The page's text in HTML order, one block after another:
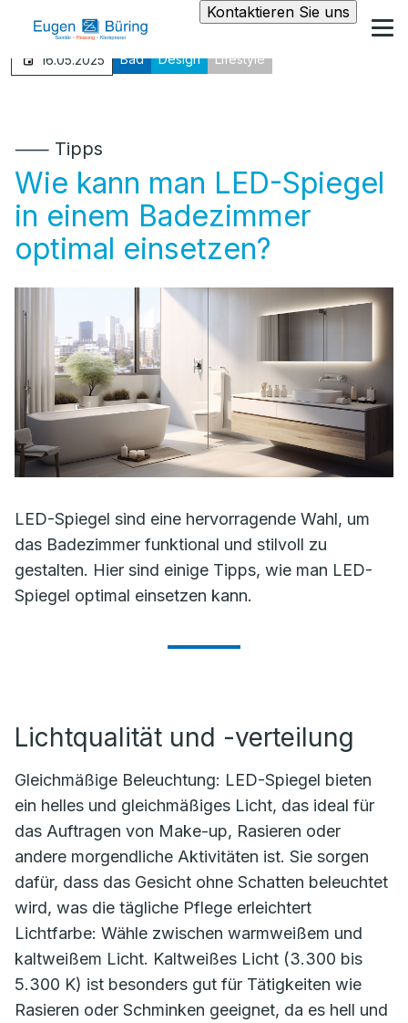
Kontaktieren Sie uns
16.05.2025 Bad Design Lifestyle
⸺ Tipps
Wie kann man LED-Spiegel
in einem Badezimmer
optimal einsetzen?
LED-Spiegel sind eine hervorragende Wahl, um
das Badezimmer funktional und stilvoll zu
gestalten. Hier sind einige Tipps, wie man LED-
Spiegel optimal einsetzen kann.
Lichtqualität und -verteilung
Gleichmäßige Beleuchtung: LED-Spiegel bieten
ein helles und gleichmäßiges Licht, das ideal für
das Auftragen von Make-up, Rasieren oder
andere morgendliche Aktivitäten ist. Sie sorgen
dafür, dass das Gesicht ohne Schatten beleuchtet
wird, was die tägliche Pflege erleichtert
Lichtfarbe: Wähle zwischen warmweißem und
kaltweißem Licht. Kaltweißes Licht (3.300 bis
5.300 K) ist besonders gut für Tätigkeiten wie
Rasieren oder Schminken geeignet, da es hell und